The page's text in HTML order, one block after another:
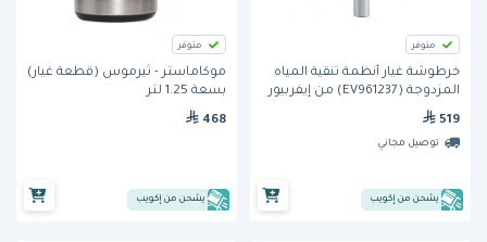
متوفر
خرطوشة غيار أنظمة تنقية المياه
المزدوجة (EV961237) من إيفربيور
519
توصيل مجاني
يشحن من إكويب
متوفر
موكاماستر - ثيرموس (قطعة غيار)
بسعة 1.25 لتر
468
يشحن من إكويب